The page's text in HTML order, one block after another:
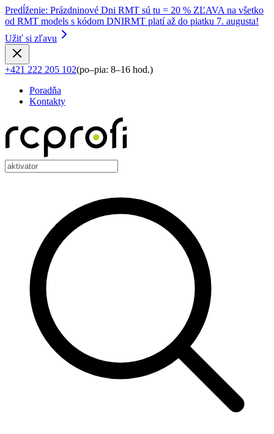
Predĺženie: Prázdninové Dni RMT sú tu = 20 % ZĽAVA na všetko
od RMT models s kódom DNIRMT platí až do piatku 7. augusta!
Užiť si zľavu
+421 222 205 102(po–pia: 8–16 hod.)
Poradňa
Kontakty